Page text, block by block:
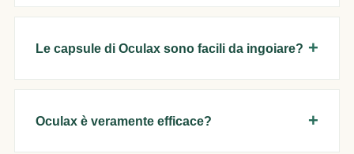
Le capsule di Oculax sono facili da ingoiare?
Oculax è veramente efficace?